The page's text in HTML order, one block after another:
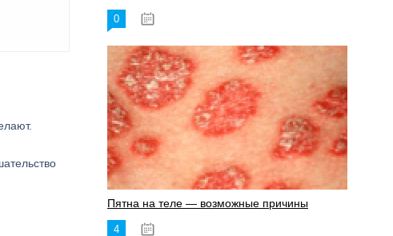
0
Пятна на теле — возможные причины
4